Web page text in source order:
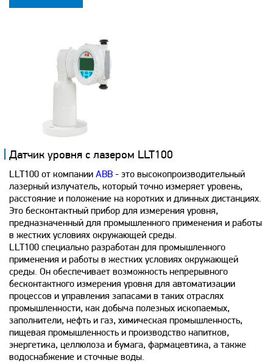
Датчик уровня с лазером LLT100
LLT100 от компании ABB - это высокопроизводительный
лазерный излучатель, который точно измеряет уровень,
расстояние и положение на коротких и длинных дистанциях.
Это бесконтактный прибор для измерения уровня,
предназначенный для промышленного применения и работы
в жестких условиях окружающей среды.
LLT100 специально разработан для промышленного
применения и работы в жестких условиях окружающей
среды. Он обеспечивает возможность непрерывного
бесконтактного измерения уровня для автоматизации
процессов и управления запасами в таких отраслях
промышленности, как добыча полезных ископаемых,
заполнители, нефть и газ, химическая промышленность,
пищевая промышленность и производство напитков,
энергетика, целлюлоза и бумага, фармацевтика, а также
водоснабжение и сточные воды.